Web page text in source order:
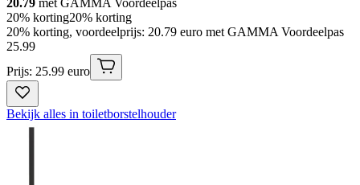
20% korting20% korting
20% korting, voordeelprijs: 20.79 euro met GAMMA Voordeelpas
25.99
Prijs: 25.99 euro
Bekijk alles in toiletborstelhouder